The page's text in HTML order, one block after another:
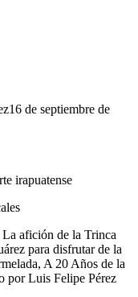
16 de septiembre de
irapuatense
afición de la Trinca
para disfrutar de la
A 20 Años de la
por Luis Felipe Pérez